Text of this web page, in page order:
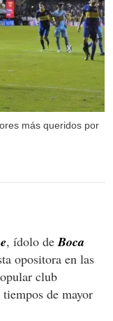
más queridos por
X
X
, ídolo deBoca
opositora en las
club
de mayor